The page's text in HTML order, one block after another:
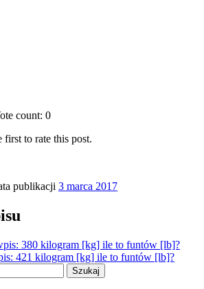
count: 0
to rate this post.
publikacji 3 marca 2017
380 kilogram [kg] ile to funtów [lb]?
421 kilogram [kg] ile to funtów [lb]?
Szukaj